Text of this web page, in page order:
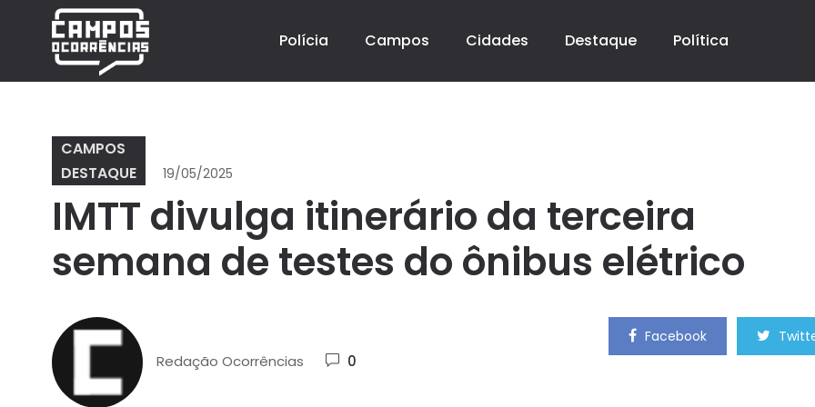
Polícia Campos Cidades Destaque Política
CAMPOS
DESTAQUE
19/05/2025
IMTT divulga itinerário da terceira
semana de testes do ônibus elétrico
Redação Ocorrências 0
Facebook